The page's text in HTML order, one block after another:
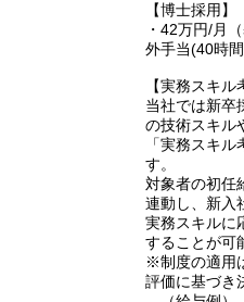
【博士採用】
・42万円/月
外手当(40時
【実務スキル
当社では新卒
の技術スキル
「実務スキ
す。
対象者の初任
連動し、新入
実務スキルに
することが可
※制度の適用
評価に基づき